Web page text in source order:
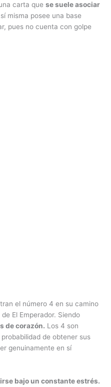
carta quese suele asociar
misma posee una base
pues no cuenta con golpe
el número 4 en su camino
El Emperador. Siendo
de corazón. Los 4 son
de obtener sus
genuinamente en sí
bajo un constante estrés.